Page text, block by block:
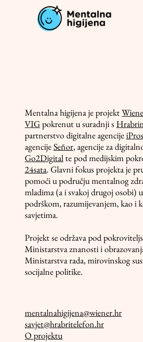
Mentalna higijena je projekt
VIGpokrenut u suradnji s
partnerstvo digitalne agencije
agencijeSeñor, agencije za
Go2Digitalte pod medijskim
24sata. Glavni fokus projekta je
pomoći u području mentalnog
mladima (a i svakoj drugoj osobi)
podrškom, razumijevanjem, kao i
savjetima.
Projekt se održava pod
Ministarstva znanosti i
Ministarstva rada, mirovinskog
socijalne politike.
mentalnahigijena@wiener.hr
savjet@hrabritelefon.hr
O projektu